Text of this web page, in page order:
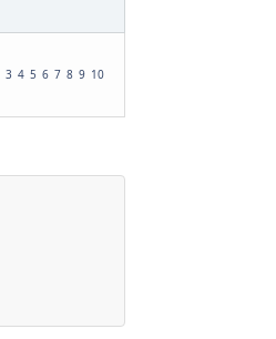
3 4 5 6 7 8 9 10